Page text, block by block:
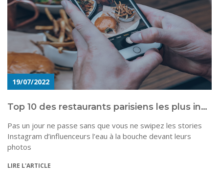
19/07/2022
Top 10 des restaurants parisiens les plus instagramables
Pas un jour ne passe sans que vous ne swipez les stories
Instagram d’influenceurs l’eau à la bouche devant leurs
photos
LIRE L'ARTICLE